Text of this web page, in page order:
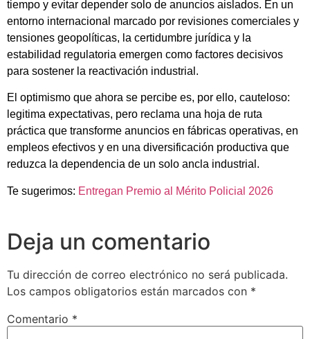
tiempo y evitar depender solo de anuncios aislados. En un
entorno internacional marcado por revisiones comerciales y
tensiones geopolíticas, la certidumbre jurídica y la
estabilidad regulatoria emergen como factores decisivos
para sostener la reactivación industrial.
El optimismo que ahora se percibe es, por ello, cauteloso:
legitima expectativas, pero reclama una hoja de ruta
práctica que transforme anuncios en fábricas operativas, en
empleos efectivos y en una diversificación productiva que
reduzca la dependencia de un solo ancla industrial.
Te sugerimos: Entregan Premio al Mérito Policial 2026
Deja un comentario
Tu dirección de correo electrónico no será publicada.
Los campos obligatorios están marcados con *
Comentario *